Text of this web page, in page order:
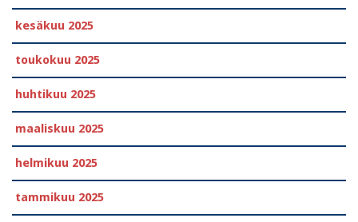
kesäkuu 2025
toukokuu 2025
huhtikuu 2025
maaliskuu 2025
helmikuu 2025
tammikuu 2025